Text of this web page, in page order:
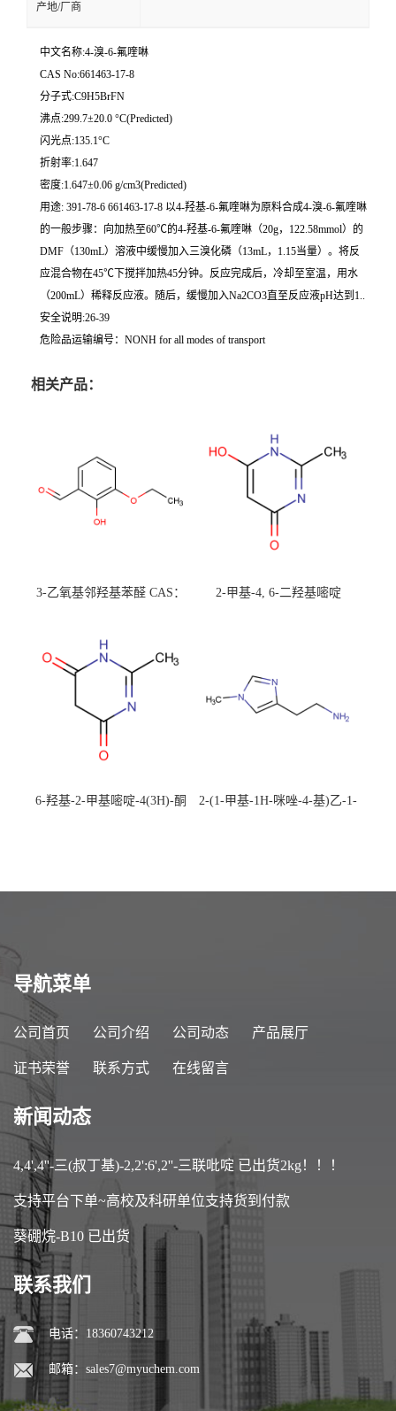
产地/厂商
中文名称:4-溴-6-氟喹啉
CAS No:661463-17-8
分子式:C9H5BrFN
沸点:299.7±20.0 °C(Predicted)
闪光点:135.1°C
折射率:1.647
密度:1.647±0.06 g/cm3(Predicted)
用途: 391-78-6 661463-17-8 以4-羟基-6-氟喹啉为原料合成4-溴-6-氟喹啉
的一般步骤：向加热至60℃的4-羟基-6-氟喹啉（20g，122.58mmol）的
DMF（130mL）溶液中缓慢加入三溴化磷（13mL，1.15当量）。将反
应混合物在45℃下搅拌加热45分钟。反应完成后，冷却至室温，用水
（200mL）稀释反应液。随后，缓慢加入Na2CO3直至反应液pH达到1..
安全说明:26-39
危险品运输编号：NONH for all modes of transport
相关产品：
3-乙氧基邻羟基苯醛 CAS：
校可先用后付
2-甲基-4, 6-二羟基嘧啶
6-羟基-2-甲基嘧啶-4(3H)-酮
2-(1-甲基-1H-咪唑-4-基)乙-1-
导航菜单
公司首页 公司介绍 公司动态 产品展厅
证书荣誉 联系方式 在线留言
新闻动态
4,4',4''-三(叔丁基)-2,2':6',2''-三联吡啶 已出货2kg！！！
支持平台下单~高校及科研单位支持货到付款
葵硼烷-B10 已出货
联系我们
电话：18360743212
邮箱： sales7@myuchem.com